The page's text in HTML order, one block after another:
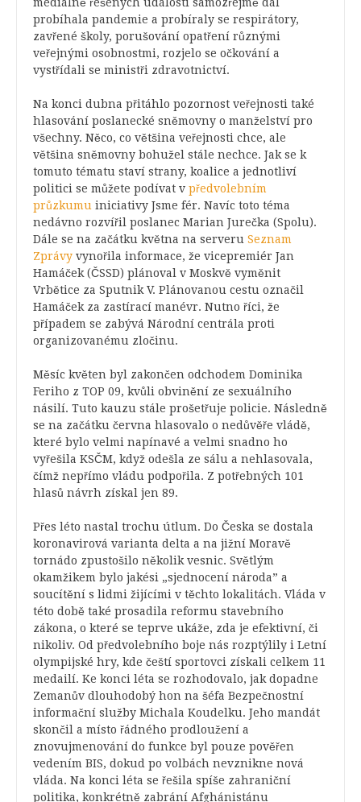
probíhala pandemie a probíraly se respirátory,
zavřené školy, porušování opatření různými
veřejnými osobnostmi, rozjelo se očkování a
vystřídali se ministři zdravotnictví.
Na konci dubna přitáhlo pozornost veřejnosti také
hlasování poslanecké sněmovny o manželství pro
všechny. Něco, co většina veřejnosti chce, ale
většina sněmovny bohužel stále nechce. Jak se k
tomuto tématu staví strany, koalice a jednotliví
politici se můžete podívat v předvolebním
průzkumu iniciativy Jsme fér. Navíc toto téma
nedávno rozvířil poslanec Marian Jurečka (Spolu).
Dále se na začátku května na serveru Seznam
Zprávy vynořila informace, že vicepremiér Jan
Hamáček (ČSSD) plánoval v Moskvě vyměnit
Vrbětice za Sputnik V. Plánovanou cestu označil
Hamáček za zastírací manévr. Nutno říci, že
případem se zabývá Národní centrála proti
organizovanému zločinu.
Měsíc květen byl zakončen odchodem Dominika
Feriho z TOP 09, kvůli obvinění ze sexuálního
násilí. Tuto kauzu stále prošetřuje policie. Následně
se na začátku června hlasovalo o nedůvěře vládě,
které bylo velmi napínavé a velmi snadno ho
vyřešila KSČM, když odešla ze sálu a nehlasovala,
čímž nepřímo vládu podpořila. Z potřebných 101
hlasů návrh získal jen 89.
Přes léto nastal trochu útlum. Do Česka se dostala
koronavirová varianta delta a na jižní Moravě
tornádo zpustošilo několik vesnic. Světlým
okamžikem bylo jakési „sjednocení národa” a
soucítění s lidmi žijícími v těchto lokalitách. Vláda v
této době také prosadila reformu stavebního
zákona, o které se teprve ukáže, zda je efektivní, či
nikoliv. Od předvolebního boje nás rozptýlily i Letní
olympijské hry, kde čeští sportovci získali celkem 11
medailí. Ke konci léta se rozhodovalo, jak dopadne
Zemanův dlouhodobý hon na šéfa Bezpečnostní
informační služby Michala Koudelku. Jeho mandát
skončil a místo řádného prodloužení a
znovujmenování do funkce byl pouze pověřen
vedením BIS, dokud po volbách nevznikne nová
vláda. Na konci léta se řešila spíše zahraniční
politika, konkrétně zabrání Afghánistánu